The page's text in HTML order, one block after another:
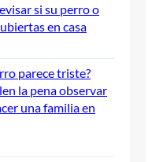
si su perro o
en casa
parece triste?
la pena observar
una familia en